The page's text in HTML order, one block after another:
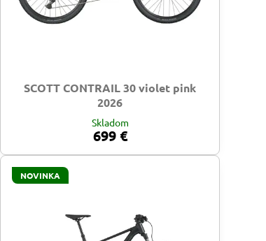
SCOTT CONTRAIL 30 violet pink
2026
Skladom
699 €
NOVINKA